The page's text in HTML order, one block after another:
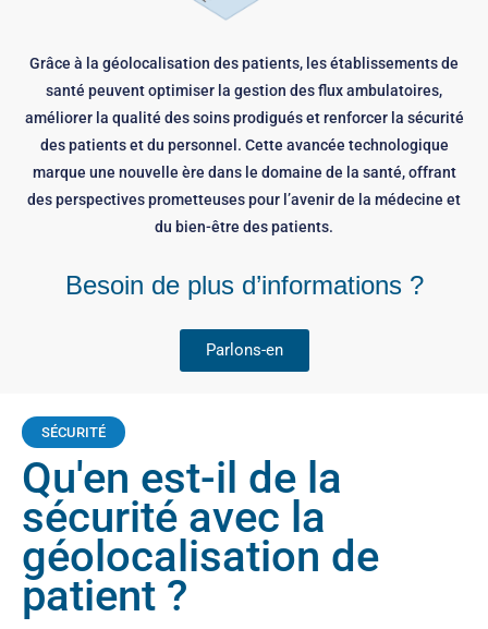
Grâce à la géolocalisation des patients, les établissements de
santé peuvent optimiser la gestion des flux ambulatoires,
améliorer la qualité des soins prodigués et renforcer la sécurité
des patients et du personnel. Cette avancée technologique
marque une nouvelle ère dans le domaine de la santé, offrant
des perspectives prometteuses pour l’avenir de la médecine et
du bien-être des patients.
Besoin de plus d’informations ?
Parlons-en
SÉCURITÉ
Qu'en est-il de la
sécurité avec la
géolocalisation de
patient ?